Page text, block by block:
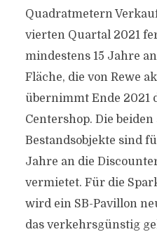
Quadratmetern
vierten Quartal 2021
mindestens 15 Jahre
Fläche, die von Rewe
übernimmt Ende 2021
Centershop. Die
Bestandsobjekte sind
Jahre an die
vermietet. Für die
wird ein SB-Pavillon
das verkehrsgünstig